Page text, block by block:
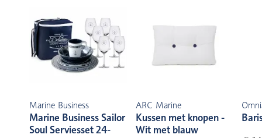
Marine Business
Marine Business Sailor
Soul Serviesset 24-
ARC Marine
Kussen met knopen -
Wit met blauw